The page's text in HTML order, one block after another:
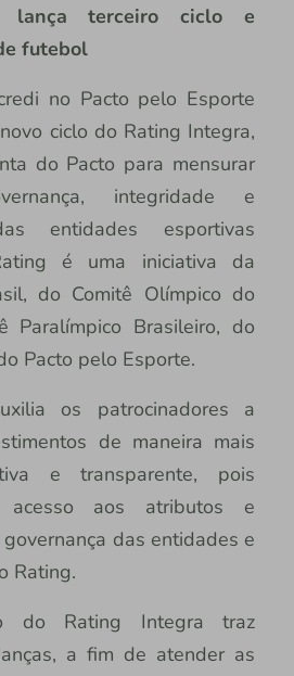
lança terceiro ciclo e
futebol
no Pacto pelo Esporte
ciclo do Rating Integra,
do Pacto para mensurar
integridade e
entidades esportivas
é uma iniciativa da
do Comitê Olímpico do
Paralímpico Brasileiro, do
Pacto pelo Esporte.
os patrocinadores a
de maneira mais
e transparente, pois
aos atributos e
das entidades e
Rating.
do Rating Integra traz
a fim de atender as